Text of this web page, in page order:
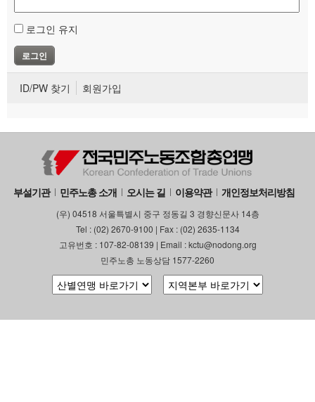
로그인 유지
ID/PW 찾기 회원가입
부설기관 민주노총 소개 오시는 길 이용약관 개인정보처리방침
(우) 04518 서울특별시 중구 정동길 3 경향신문사 14층
Tel : (02) 2670-9100 | Fax : (02) 2635-1134
고유번호 : 107-82-08139 | Email : kctu@nodong.org
민주노총 노동상담 1577-2260